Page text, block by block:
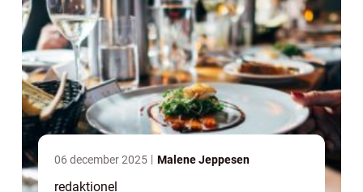
06 december 2025 Malene Jeppesen
redaktionel